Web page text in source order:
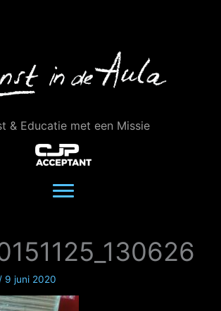
& Educatie met een Missie
/ 9 juni 2020